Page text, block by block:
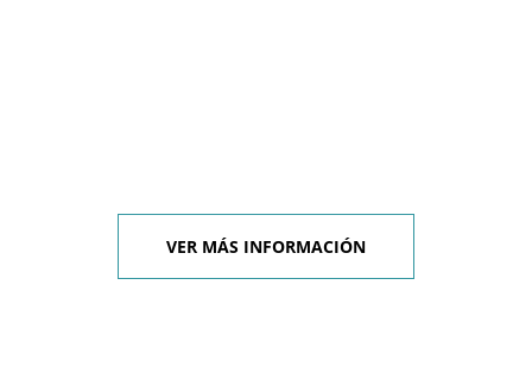
VER MÁS INFORMACIÓN